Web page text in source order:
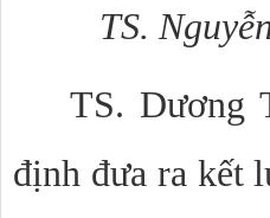
TS.
TS. Dương
định đưa ra kết